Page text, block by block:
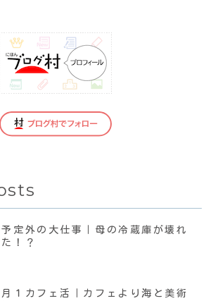
予定外の大仕事｜母の冷蔵庫が壊れ
た！？
月１カフェ活｜カフェより海と美術